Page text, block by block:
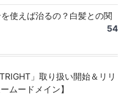
使えば治るの？白髪との関
54
」取り扱い開始＆リリ
ムードメイン】